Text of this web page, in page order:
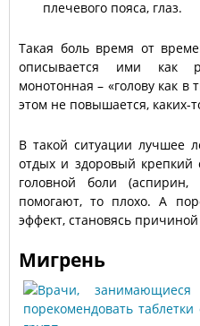
плечевого пояса, глаз.
Такая боль время от
описывается ими как
монотонная – «голову как в
этом не повышается, каких-
В такой ситуации лучшее
отдых и здоровый крепкий
головной боли
помогают, то плохо. А
эффект, становясь
Мигрень